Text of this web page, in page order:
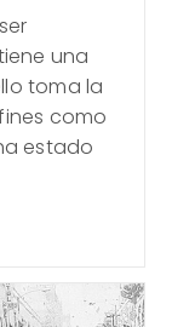
una
toma la
como
estado